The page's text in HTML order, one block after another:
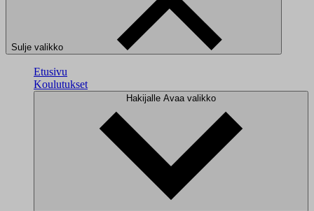
Sulje valikko
Etusivu
Koulutukset
Hakijalle Avaa valikko